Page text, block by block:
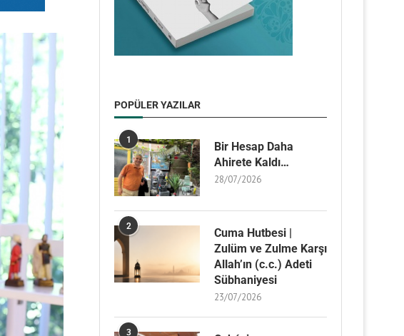
POPÜLER YAZILAR
1
Bir Hesap Daha
Ahirete Kaldı…
28/07/2026
2
Cuma Hutbesi |
Zulüm ve Zulme Karşı
Allah’ın (c.c.) Adeti
Sübhaniyesi
23/07/2026
3